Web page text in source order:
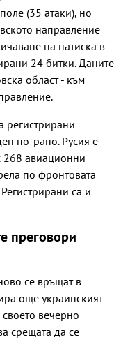
(35 атаки), но
направление
на натиска в
24 битки. Даните
област - към
регистрирани
по-рано. Русия е
268 авиационни
по фронтовата
са и
преговори
се връщат в
още украинският
вечерно
срещата да се